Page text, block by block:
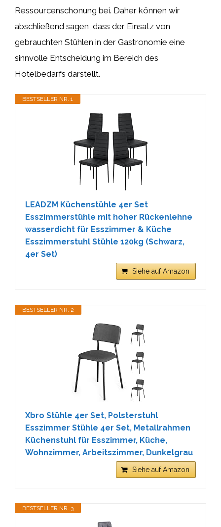
Ressourcenschonung bei. Daher können wir
abschließend sagen, dass der Einsatz von
gebrauchten Stühlen in der Gastronomie eine
sinnvolle Entscheidung im Bereich des
Hotelbedarfs darstellt.
BESTSELLER NR. 1
LEADZM Küchenstühle 4er Set
Esszimmerstühle mit hoher Rückenlehne
wasserdicht für Esszimmer & Küche
Esszimmerstuhl Stühle 120kg (Schwarz,
4er Set)
Siehe auf Amazon
BESTSELLER NR. 2
Xbro Stühle 4er Set, Polsterstuhl
Esszimmer Stühle 4er Set, Metallrahmen
Küchenstuhl für Esszimmer, Küche,
Wohnzimmer, Arbeitszimmer, Dunkelgrau
Siehe auf Amazon
BESTSELLER NR. 3